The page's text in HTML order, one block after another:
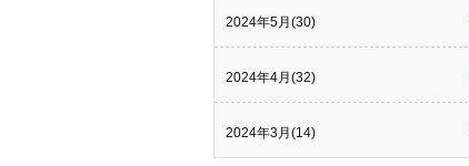
2024年5月(30)
2024年4月(32)
2024年3月(14)